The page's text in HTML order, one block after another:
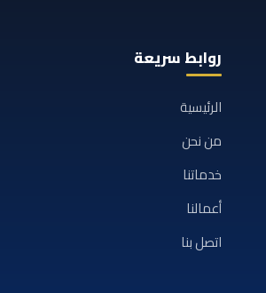
روابط سريعة
الرئيسية
من نحن
خدماتنا
أعمالنا
اتصل بنا